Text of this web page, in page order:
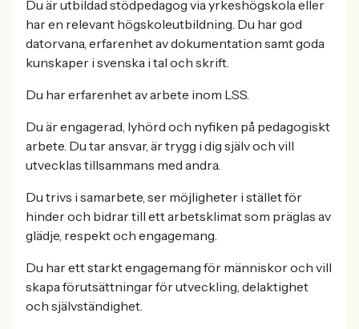
Du är utbildad stödpedagog via yrkeshögskola eller
har en relevant högskoleutbildning. Du har god
datorvana, erfarenhet av dokumentation samt goda
kunskaper i svenska i tal och skrift.
Du har erfarenhet av arbete inom LSS.
Du är engagerad, lyhörd och nyfiken på pedagogiskt
arbete. Du tar ansvar, är trygg i dig själv och vill
utvecklas tillsammans med andra.
Du trivs i samarbete, ser möjligheter i stället för
hinder och bidrar till ett arbetsklimat som präglas av
glädje, respekt och engagemang.
Du har ett starkt engagemang för människor och vill
skapa förutsättningar för utveckling, delaktighet
och självständighet.